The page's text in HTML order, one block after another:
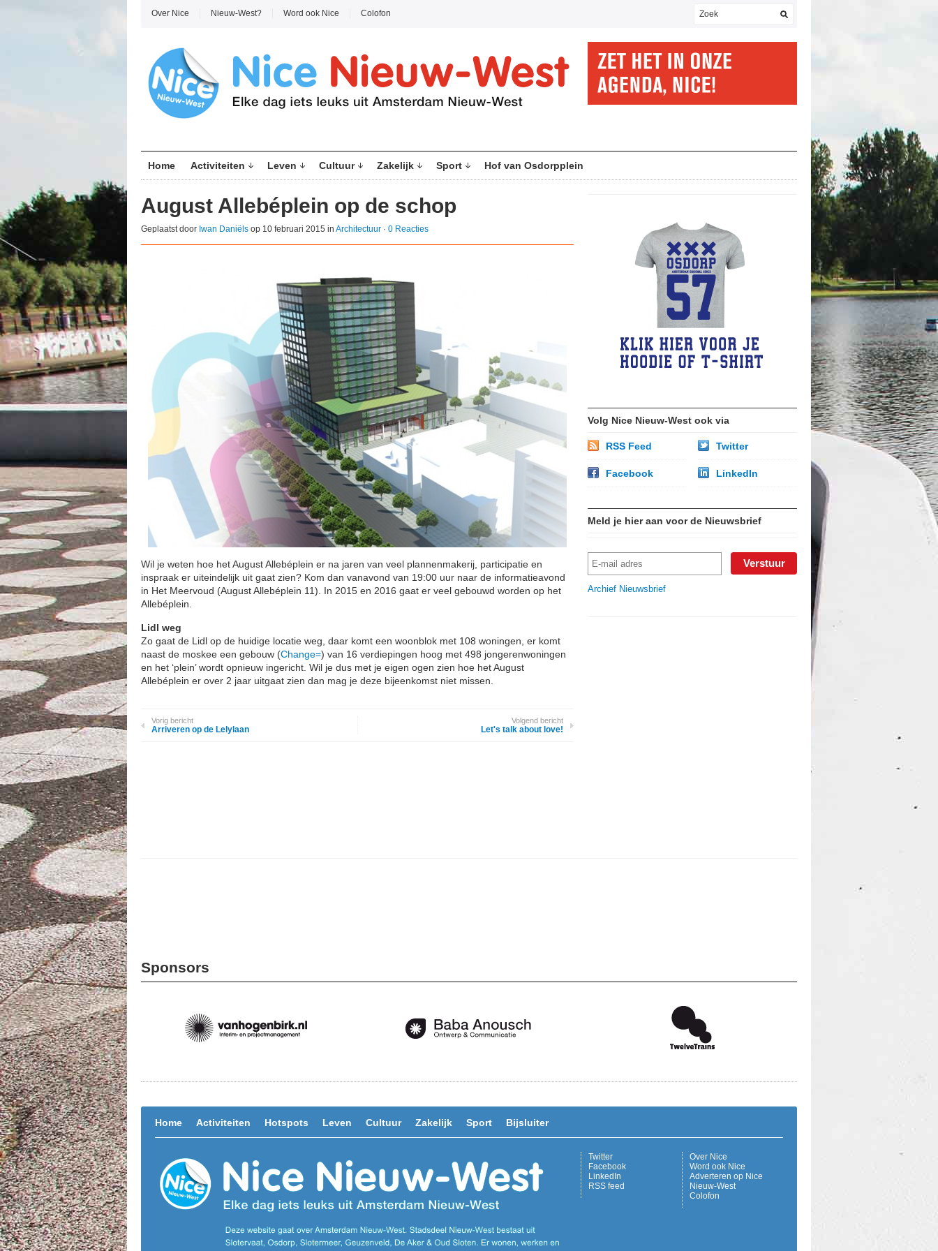
Over Nice Nieuw-West? Word ook Nice Colofon
Home Activiteiten Leven Cultuur Zakelijk Sport Hof van Osdorpplein
August Allebéplein op de schop
Geplaatst door Iwan Daniëls op 10 februari 2015 in Architectuur · 0 Reacties
Wil je weten hoe het August Allebéplein er na jaren van veel plannenmakerij, participatie en
inspraak er uiteindelijk uit gaat zien? Kom dan vanavond van 19:00 uur naar de informatieavond
in Het Meervoud (August Allebéplein 11). In 2015 en 2016 gaat er veel gebouwd worden op het
Allebéplein.
Lidl weg
Zo gaat de Lidl op de huidige locatie weg, daar komt een woonblok met 108 woningen, er komt
naast de moskee een gebouw (Change=) van 16 verdiepingen hoog met 498 jongerenwoningen
en het ‘plein’ wordt opnieuw ingericht. Wil je dus met je eigen ogen zien hoe het August
Allebéplein er over 2 jaar uitgaat zien dan mag je deze bijeenkomst niet missen.
Vorig bericht
Arriveren op de Lelylaan
Volgend bericht
Let's talk about love!
Volg Nice Nieuw-West ook via
RSS Feed Twitter
Facebook LinkedIn
Meld je hier aan voor de Nieuwsbrief
Archief Nieuwsbrief
Sponsors
Home Activiteiten Hotspots Leven Cultuur Zakelijk Sport Bijsluiter
Over Nice
Word ook Nice
Adverteren op Nice
Nieuw-West
Colofon
Twitter
Facebook
LinkedIn
RSS feed